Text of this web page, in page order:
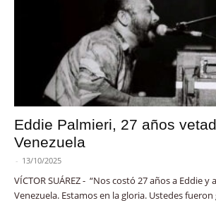
Eddie Palmieri, 27 años
Venezuela
- 13/10/2025
VÍCTOR SUÁREZ - “Nos costó 27 años a Eddie
Venezuela. Estamos en la gloria. Ustedes